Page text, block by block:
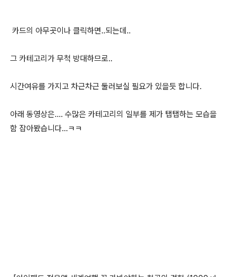
카드의 아무곳이나 클릭하면..되는데..
그 카테고리가 무척 방대하므로..
시간여유를 가지고 차근차근 둘러보실 필요가 있을듯 합니다.
아래 동영상은.... 수많은 카테고리의 일부를 제가 탭탭하는 모습을
함 잡아봤습니다...ㅋㅋ